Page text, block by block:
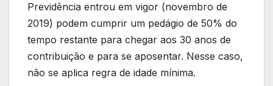
Previdência entrou em vigor (novembro de
2019) podem cumprir um pedágio de 50% do
tempo restante para chegar aos 30 anos de
contribuição e para se aposentar. Nesse caso,
não se aplica regra de idade mínima.